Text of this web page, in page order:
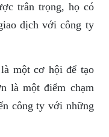
trân trọng, họ có
dịch với công ty
một cơ hội để tạo
là một điểm chạm
công ty với những